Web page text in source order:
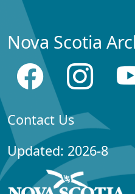
Nova Scotia
Contact Us
Updated: 2026-8